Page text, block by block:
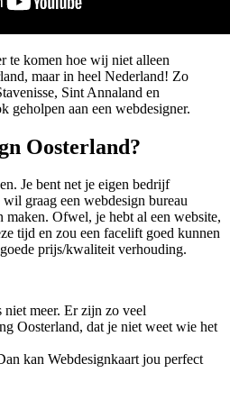
te komen hoe wij niet alleen
maar in heel Nederland! Zo
Sint Annaland en
geholpen aan een webdesigner.
Oosterland?
Je bent net je eigen bedrijf
graag een webdesign bureau
maken. Ofwel, je hebt al een website,
tijd en zou een facelift goed kunnen
prijs/kwaliteit verhouding.
niet meer. Er zijn zo veel
Oosterland, dat je niet weet wie het
kan Webdesignkaart jou perfect